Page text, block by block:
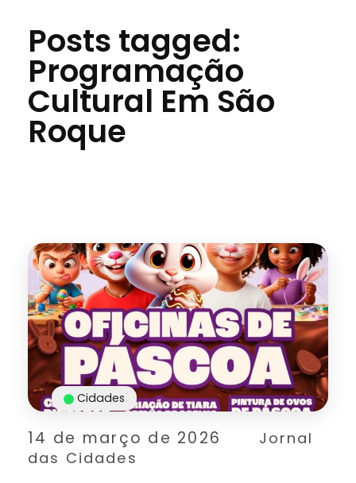
Posts tagged:
Programação
Cultural Em São
Roque
14 de março de 2026
Jornal
das Cidades
Cidades